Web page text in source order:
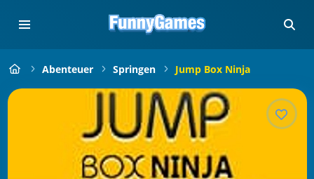
Abenteuer Springen Jump Box Ninja